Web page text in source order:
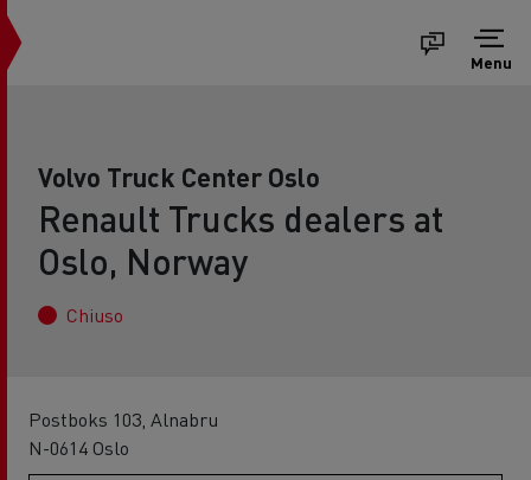
Menu
Volvo Truck Center Oslo
Renault Trucks dealers at
Oslo, Norway
Chiuso
Postboks 103, Alnabru
N-0614 Oslo